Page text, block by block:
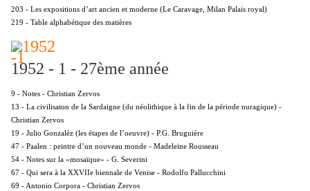
203 - Les expositions d’art ancien et moderne (Le Caravage, Milan Palais royal)
219 - Table alphabétique des matières
1952 - 1 - 27ème année
9 - Notes - Christian Zervos
13 - La civilisaton de la Sardaigne (du néolithique à la fin de la période nuragique) -
Christian Zervos
19 - Julio Gonzalèz (les étapes de l’oeuvre) - P.G. Bruguière
47 - Paalen : peintre d’un nouveau monde - Madeleine Rousseau
54 - Notes sur la «mosaïque» - G. Severini
67 - Qui sera à la XXVIIe biennale de Venise - Rodolfo Pallucchini
69 - Antonio Corpora - Christian Zervos